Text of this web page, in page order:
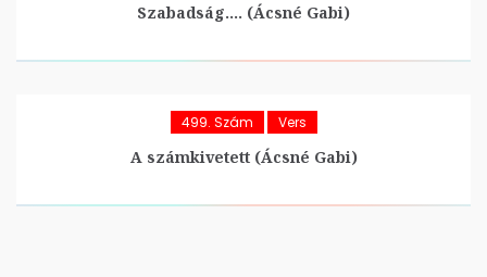
Szabadság…. (Ácsné Gabi)
499. Szám Vers
A számkivetett (Ácsné Gabi)